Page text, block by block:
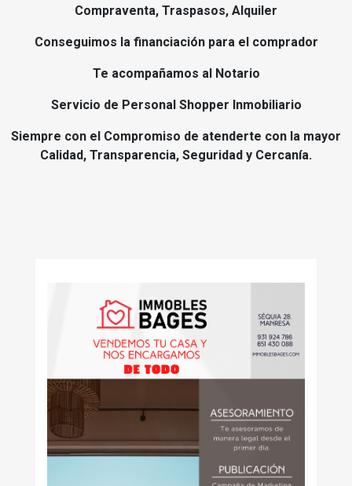
Compraventa, Traspasos, Alquiler
Conseguimos la financiación para el comprador
Te acompañamos al Notario
Servicio de Personal Shopper Inmobiliario
Siempre con el Compromiso de atenderte con la mayor
Calidad, Transparencia, Seguridad y Cercanía.